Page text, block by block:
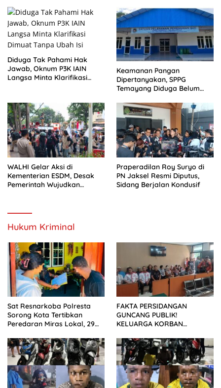
Diduga Tak Pahami Hak
Jawab, Oknum P3K IAIN
Langsa Minta Klarifikasi
Keamanan Pangan
Dipertanyakan, SPPG
Temayang Diduga Belum
WALHI Gelar Aksi di
Kementerian ESDM, Desak
Pemerintah Wujudkan
Praperadilan Roy Suryo di
PN Jaksel Resmi Diputus,
Sidang Berjalan Kondusif
Hukum Kriminal
Sat Resnarkoba Polresta
Sorong Kota Tertibkan
Peredaran Miras Lokal, 29
FAKTA PERSIDANGAN
GUNCANG PUBLIK!
KELUARGA KORBAN
SETELAH SIDANG TUNTUTAN
DITUNDA